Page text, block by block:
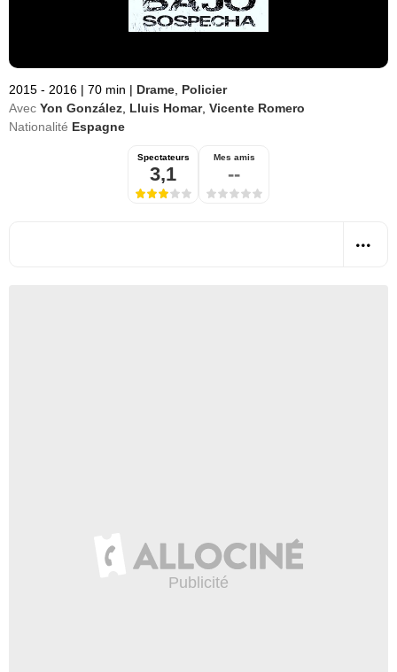
2015 - 2016 | 70 min | Drame Policier
Avec Yon González Lluis Homar, Vicente Romero
Nationalité Espagne
Spectateurs
3,1
Mes amis
--